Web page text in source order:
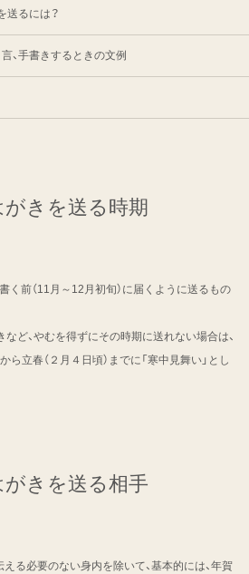
送るには？
、手書きするときの文例
がきを送る時期
く前（11月～12月初旬）に届くように送るもの
ど、やむを得ずにその時期に送れない場合は、
立春（２月４日頃）までに「寒中見舞い」とし
がきを送る相手
る必要のない身内を除いて、基本的には、年賀